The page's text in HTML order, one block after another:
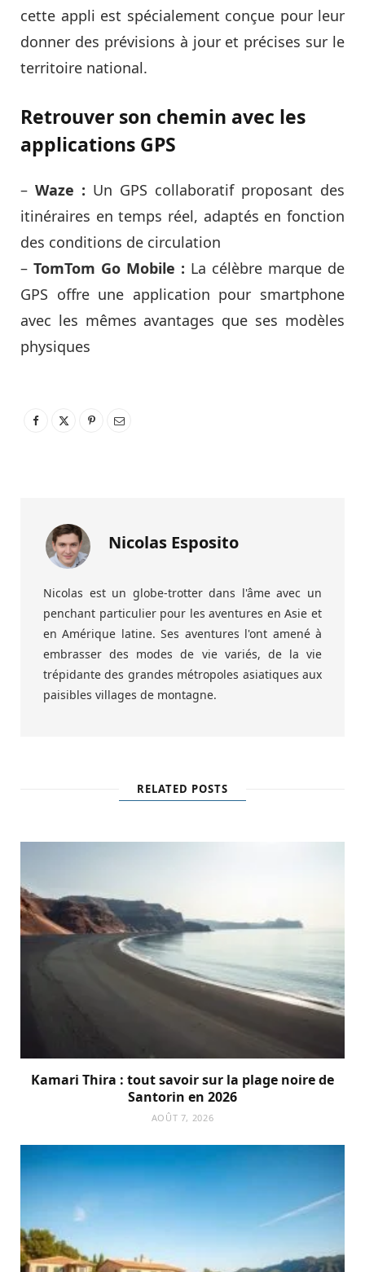
cette appli est spécialement conçue pour leur
donner des prévisions à jour et précises sur le
territoire national.
Retrouver son chemin avec les
applications GPS
– Waze : Un GPS collaboratif proposant des
itinéraires en temps réel, adaptés en fonction
des conditions de circulation
– TomTom Go Mobile : La célèbre marque de
GPS offre une application pour smartphone
avec les mêmes avantages que ses modèles
physiques
Nicolas Esposito
Nicolas est un globe-trotter dans l'âme avec un
penchant particulier pour les aventures en Asie et
en Amérique latine. Ses aventures l'ont amené à
embrasser des modes de vie variés, de la vie
trépidante des grandes métropoles asiatiques aux
paisibles villages de montagne.
RELATED POSTS
Kamari Thira : tout savoir sur la plage noire de
Santorin en 2026
AOÛT 7, 2026